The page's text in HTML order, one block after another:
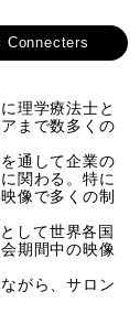
Connecters
理学療法士と
まで数多くの
通して企業の
関わる。特に
像で多くの制
して世界各国
期間中の映像
がら、サロン